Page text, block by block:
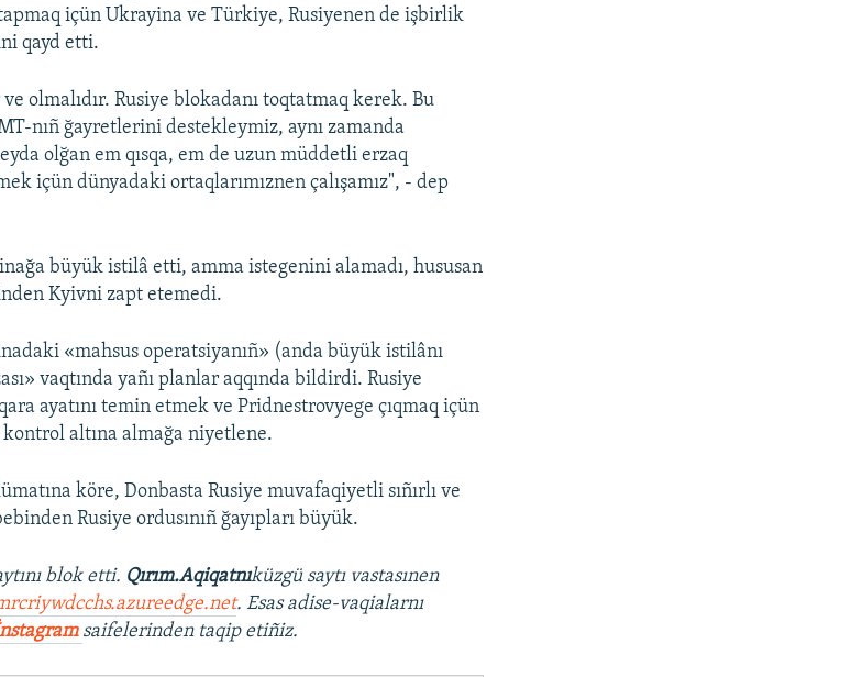
içün Ukrayina ve Türkiye, Rusiyenen de işbirlik
qayd etti.
olmalıdır. Rusiye blokadanı toqtatmaq kerek. Bu
nıñ ğayretlerini destekleymiz, aynı zamanda
olğan em qısqa, em de uzun müddetli erzaq
içün dünyadaki ortaqlarımıznen çalışamız", - dep
büyük istilâ etti, amma istegenini alamadı, hususan
Kyivni zapt etemedi.
«mahsus operatsiyanıñ» (anda büyük istilânı
vaqtında yañı planlar aqqında bildirdi. Rusiye
ayatını temin etmek ve Pridnestrovyege çıqmaq içün
altına almağa niyetlene.
köre, Donbasta Rusiye muvafaqiyetli sıñırlı ve
Rusiye ordusınıñ ğayıpları büyük.
blok etti. Qırım.Aqiqatnıküzgü saytı vastasınen
. Esas adise-vaqialarnı
saifelerinden taqip etiñiz.